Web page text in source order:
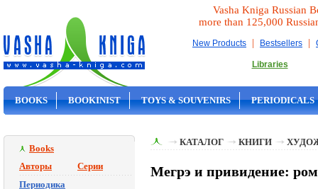
Vasha Kniga Russian
more than 125,000
New Products | Bestsellers |
Libraries
BOOKS BOOKINIST TOYS & SOUVENIRS PERIODICALS
Books
Авторы
Серии
Периодика
КАТАЛОГ КНИГИ
Мегрэ и привидение: